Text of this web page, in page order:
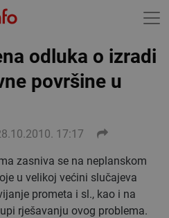
odluka o izradi
površine u
17:17
zasniva se na neplanskom
u velikoj većini slučajeva
prometa i sl., kao i na
rješavanju ovog problema.